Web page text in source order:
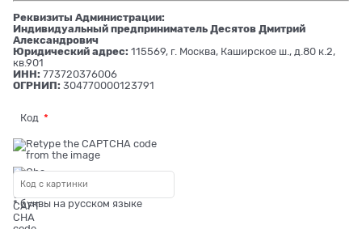
Реквизиты Администрации:
Индивидуальный предприниматель Десятов Дмитрий
Александрович
Юридический адрес: 115569, г. Москва, Каширское ш., д.80 к.2,
кв.901
ИНН: 773720376006
ОГРНИП: 304770000123791
Код
* буквы на русском языке